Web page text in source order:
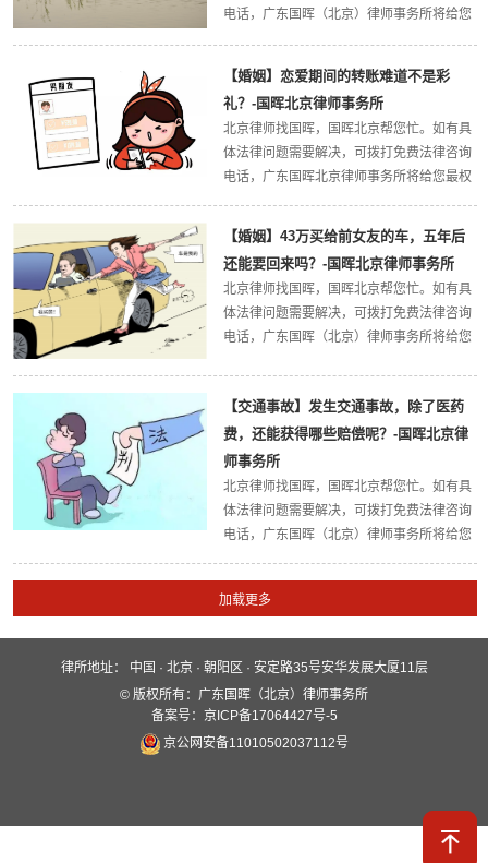
电话，广东国晖（北京）律师事务所将给您
北京律所小编带大家了解一下：哪怕公司已
注销...
【婚姻】恋爱期间的转账难道不是彩
礼？-国晖北京律师事务所
北京律师找国晖，国晖北京帮您忙。如有具
体法律问题需要解决，可拨打免费法律咨询
电话，广东国晖北京律师事务所将给您最权
律师事务所官方网站。今天，国晖北京律所
小编带大家了解一下：恋爱期间的转账难道
不是...
【婚姻】43万买给前女友的车，五年后
还能要回来吗？-国晖北京律师事务所
北京律师找国晖，国晖北京帮您忙。如有具
体法律问题需要解决，可拨打免费法律咨询
电话，广东国晖（北京）律师事务所将给您
北京律所小编带大家了解一下：43万买给前
女...
【交通事故】发生交通事故，除了医药
费，还能获得哪些赔偿呢？-国晖北京律
师事务所
北京律师找国晖，国晖北京帮您忙。如有具
体法律问题需要解决，可拨打免费法律咨询
电话，广东国晖（北京）律师事务所将给您
（北京）律师事务所官方网站。今天，国晖
北京律所小编带大家了解一下：发生交通事
律所地址： 中国 · 北京 · 朝阳区 · 安定路35号安华发展大厦11层
业务领域 国晖团队
新闻动态 案例分析
© 版权所有：广东国晖（北京）律师事务所
备案号：京ICP备17064427号-5
京公网安备11010502037112号